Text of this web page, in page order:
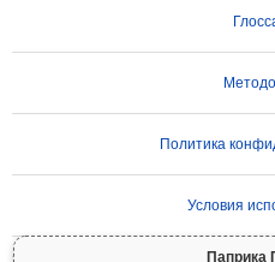
Паприка
Политика
Условия